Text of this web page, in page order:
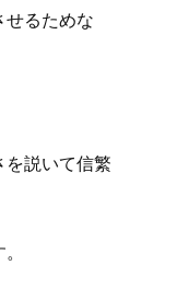
せるためな
説いて信繁